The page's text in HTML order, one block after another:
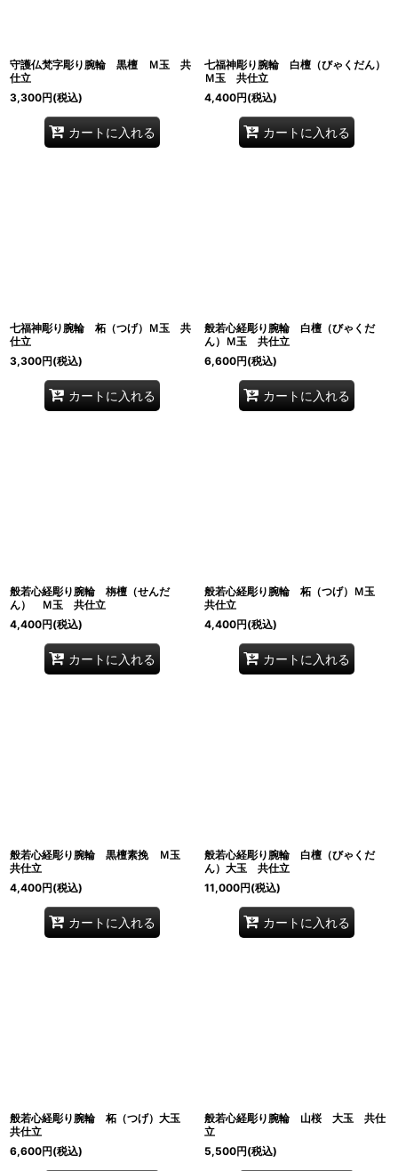
守護仏梵字彫り腕輪 黒檀 Ｍ玉 共
仕立
3,300円(税込)
カートに入れる
七福神彫り腕輪 白檀（びゃくだん）
Ｍ玉 共仕立
4,400円(税込)
カートに入れる
七福神彫り腕輪 柘（つげ）Ｍ玉 共
仕立
3,300円(税込)
カートに入れる
般若心経彫り腕輪 白檀（びゃくだ
ん）Ｍ玉 共仕立
6,600円(税込)
カートに入れる
般若心経彫り腕輪 栴檀（せんだ
ん） Ｍ玉 共仕立
4,400円(税込)
カートに入れる
般若心経彫り腕輪 柘（つげ）Ｍ玉
共仕立
4,400円(税込)
カートに入れる
般若心経彫り腕輪 黒檀素挽 Ｍ玉
共仕立
4,400円(税込)
カートに入れる
般若心経彫り腕輪 白檀（びゃくだ
ん）大玉 共仕立
11,000円(税込)
カートに入れる
般若心経彫り腕輪 柘（つげ）大玉
共仕立
6,600円(税込)
般若心経彫り腕輪 山桜 大玉 共仕
立
5,500円(税込)